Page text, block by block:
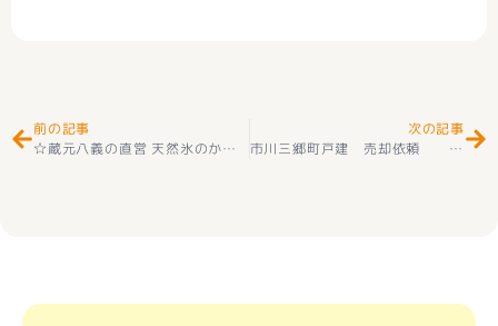
前の記事
☆蔵元八義の直営 天然氷のかき氷 道の駅はくしゅうへ
☆
次の記事
市川三郷町戸建 売却依頼 ありがとうございました(^^♪